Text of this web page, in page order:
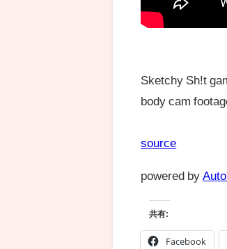
Sketchy Sh!t
body cam
source
powered by
共有:
Facebook